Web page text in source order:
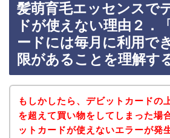
髪萌育毛エッセンスで
ドが使えない理由２．
ードには毎月に利用で
限があることを理解す
もしかしたら、デビットカードの
を超えて買い物をしてしまった場
ットカードが使えないエラーが発